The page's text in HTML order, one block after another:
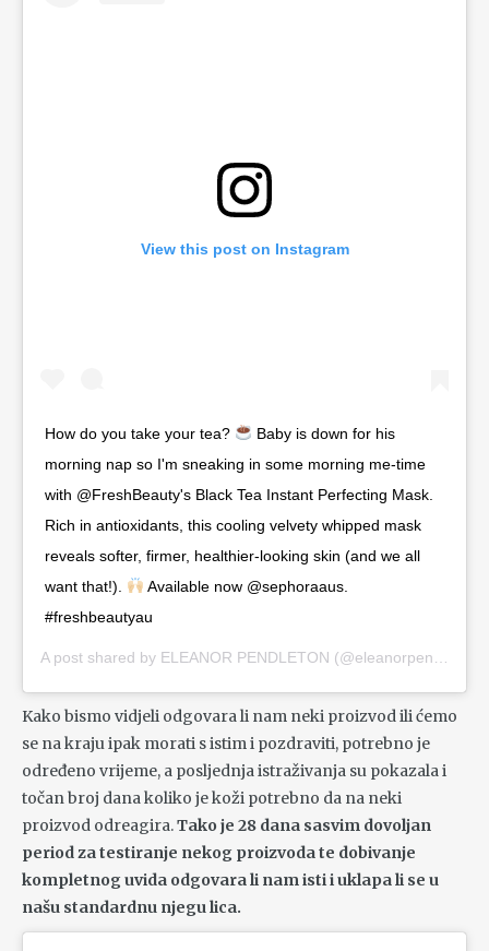
View this post on Instagram
How do you take your tea?
Baby is down for his
morning nap so I'm sneaking in some morning me-time
with @FreshBeauty's Black Tea Instant Perfecting Mask.
Rich in antioxidants, this cooling velvety whipped mask
reveals softer, firmer, healthier-looking skin (and we all
want that!).
Available now @sephoraaus.
#freshbeautyau
A post shared by ELEANOR PENDLETON (@eleanorpendleton) on
Kako bismo vidjeli odgovara li nam neki proizvod ili ćemo
se na kraju ipak morati s istim i pozdraviti, potrebno je
određeno vrijeme, a posljednja istraživanja su pokazala i
točan broj dana koliko je koži potrebno da na neki
proizvod odreagira.Tako je 28 dana sasvim dovoljan
period za testiranje nekog proizvoda te dobivanje
kompletnog uvida odgovara li nam isti i uklapa li se u
našu standardnu njegu lica.